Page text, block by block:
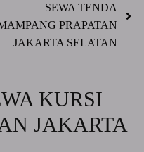
SEWA TENDA
PRAPATAN
JAKARTA SELATAN
KURSI
JAKARTA